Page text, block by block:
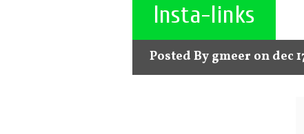
Insta-links
Posted By gmeer on dec